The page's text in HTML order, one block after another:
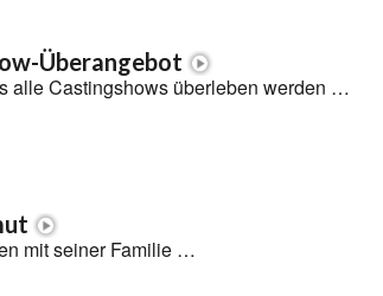
Überangebot
alle Castingshows überleben werden …
mit seiner Familie …